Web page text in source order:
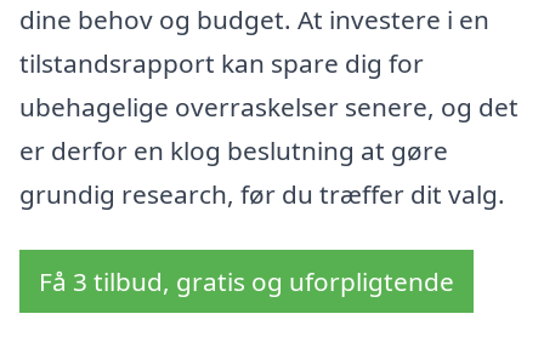
dine behov og budget. At investere i en
tilstandsrapport kan spare dig for
ubehagelige overraskelser senere, og det
er derfor en klog beslutning at gøre
grundig research, før du træffer dit valg.
Få 3 tilbud, gratis og uforpligtende